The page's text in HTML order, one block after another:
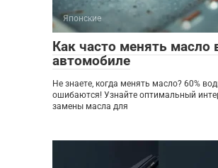
Японские
Как часто менять масло
автомобиле
Не знаете, когда менять масло? 60%
ошибаются! Узнайте оптимальный
замены масла для